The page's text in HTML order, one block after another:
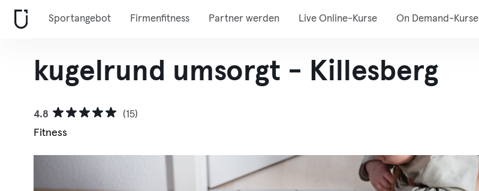
Sportangebot Firmenfitness Partner werden Live Online-Kurse On Demand-Kurse
kugelrund umsorgt - Killesberg
4.8
(15)
Fitness